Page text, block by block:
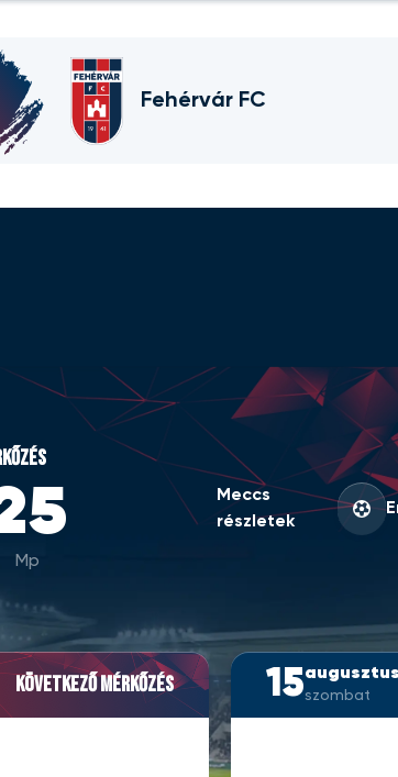
Fehérvár FC
Mp
Meccs
részletek
Következő mérkőzés 15augusztus
szombat